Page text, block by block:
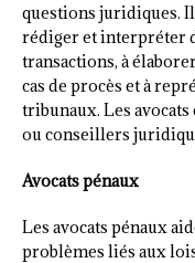
questions juridiques.
rédiger et interpréter
transactions, à
cas de procès et à
tribunaux. Les
ou conseillers
Avocats pénaux
Les avocats pénaux
problèmes liés aux